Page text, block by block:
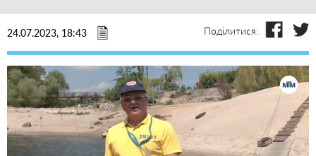
24.07.2023, 18:43 Поділитися: